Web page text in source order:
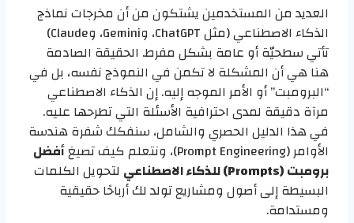
العديد من المستخدمين يشتكون من أن مخرجات نماذج
الذكاء الاصطناعي (مثل ChatGPT، وGemini، وClaude)
تأتي سطحيّة أو عامة بشكل مفرط. الحقيقة الصادمة
هنا هي أن المشكلة لا تكمن في النموذج نفسه، بل في
“البرومبت” أو الأمر الموجه إليه. إن الذكاء الاصطناعي
مرآة دقيقة لمدى احترافية الأسئلة التي تطرحها عليه.
في هذا الدليل الحصري والشامل، سنفكك شفرة هندسة
الأوامر (Prompt Engineering)، ونتعلم كيف تصيغ
أفضل
برومبت (Prompts) للذكاء الاصطناعي
لتحويل الكلمات
البسيطة إلى أصول ومشاريع تولد لك أرباحًا حقيقية
ومستدامة.